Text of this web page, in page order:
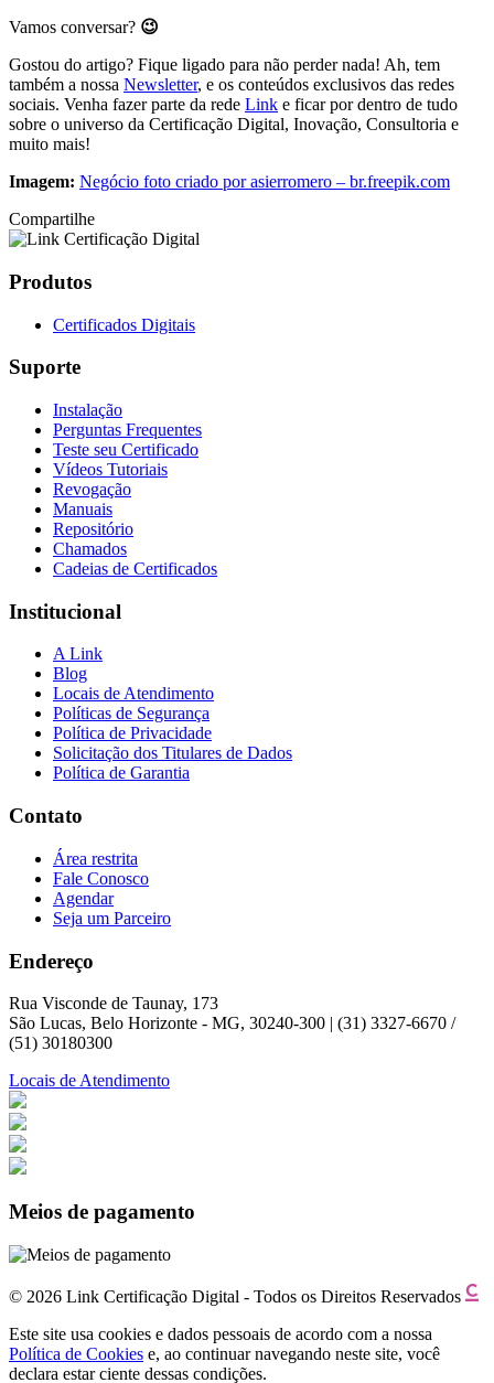
Vamos conversar? 😉
Gostou do artigo? Fique ligado para não perder nada! Ah, tem
também a nossa Newsletter, e os conteúdos exclusivos das redes
sociais. Venha fazer parte da rede Link e ficar por dentro de tudo
sobre o universo da Certificação Digital, Inovação, Consultoria e
muito mais!
Imagem: Negócio foto criado por asierromero – br.freepik.com
Compartilhe
Produtos
Certificados Digitais
Suporte
Instalação
Perguntas Frequentes
Teste seu Certificado
Vídeos Tutoriais
Revogação
Manuais
Repositório
Chamados
Cadeias de Certificados
Institucional
A Link
Blog
Locais de Atendimento
Políticas de Segurança
Política de Privacidade
Solicitação dos Titulares de Dados
Política de Garantia
Contato
Área restrita
Fale Conosco
Agendar
Seja um Parceiro
Endereço
Rua Visconde de Taunay, 173
São Lucas, Belo Horizonte - MG, 30240-300 | (31) 3327-6670 /
(51) 30180300
Locais de Atendimento
Meios de pagamento
© 2026 Link Certificação Digital - Todos os Direitos Reservados
Este site usa cookies e dados pessoais de acordo com a nossa
Política de Cookies e, ao continuar navegando neste site, você
declara estar ciente dessas condições.